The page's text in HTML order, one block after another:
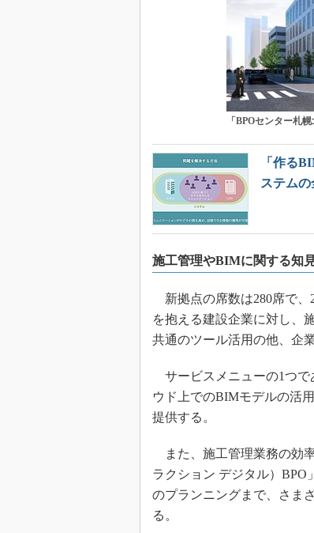
「BPOセンター札
「作る
ステム
施工管理やBIMに関する知
新拠点の席数は280席で、
を抱える建設企業に対し、
共通のツール活用の他、企
サービスメニューの1つで
ウド上でのBIMモデルの活
提供する。
また、施工管理業務の効
ラクション デジタル）BPO
のプランニングまで、さま
る。